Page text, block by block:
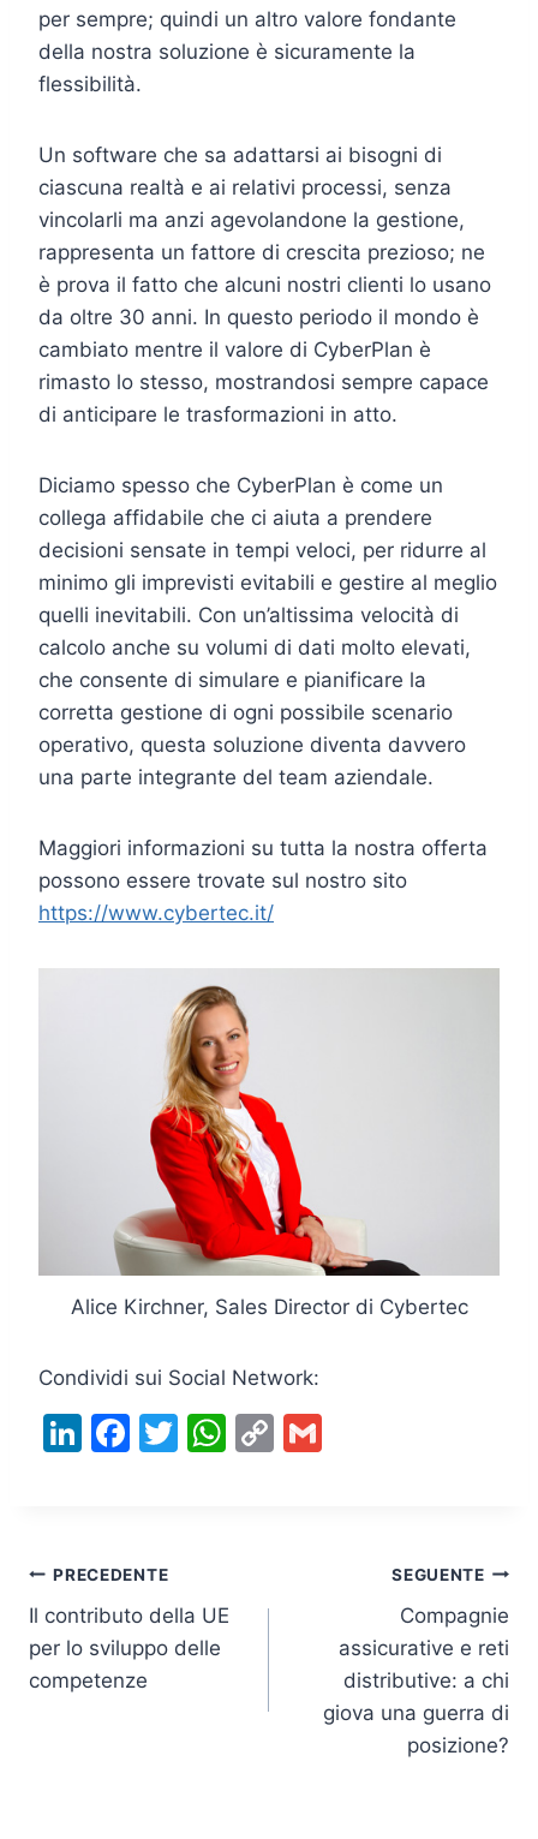
per sempre; quindi un altro valore fondante
della nostra soluzione è sicuramente la
flessibilità.
Un software che sa adattarsi ai bisogni di
ciascuna realtà e ai relativi processi, senza
vincolarli ma anzi agevolandone la gestione,
rappresenta un fattore di crescita prezioso; ne
è prova il fatto che alcuni nostri clienti lo usano
da oltre 30 anni. In questo periodo il mondo è
cambiato mentre il valore di CyberPlan è
rimasto lo stesso, mostrandosi sempre capace
di anticipare le trasformazioni in atto.
Diciamo spesso che CyberPlan è come un
collega affidabile che ci aiuta a prendere
decisioni sensate in tempi veloci, per ridurre al
minimo gli imprevisti evitabili e gestire al meglio
quelli inevitabili. Con un’altissima velocità di
calcolo anche su volumi di dati molto elevati,
che consente di simulare e pianificare la
corretta gestione di ogni possibile scenario
operativo, questa soluzione diventa davvero
una parte integrante del team aziendale.
Maggiori informazioni su tutta la nostra offerta
possono essere trovate sul nostro sito
https://www.cybertec.it/
Alice Kirchner, Sales Director di Cybertec
Condividi sui Social Network:
Li
dI
n
F
b
o
o
k
T
W
p
C
Navigazione
articoli
PRECEDENTE
Il contributo della UE
per lo sviluppo delle
competenze
SEGUENTE
Compagnie
assicurative e reti
distributive: a chi
giova una guerra di
posizione?